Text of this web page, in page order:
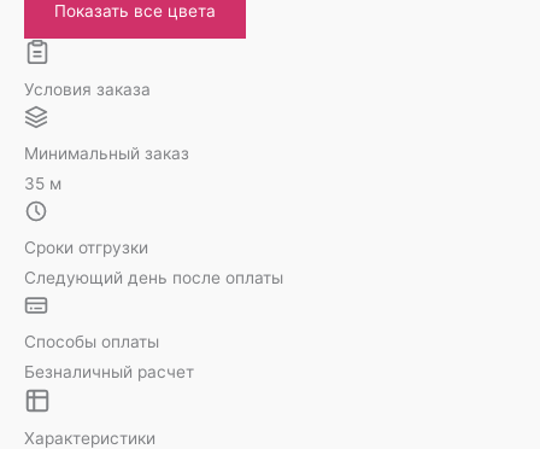
Показать все цвета
Условия заказа
Минимальный заказ
35 м
Сроки отгрузки
Следующий день после оплаты
Способы оплаты
Безналичный расчет
Характеристики